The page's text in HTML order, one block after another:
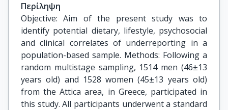
Περίληψη
Objective: Aim of the present study was to
identify potential dietary, lifestyle, psychosocial
and clinical correlates of underreporting in a
population-based sample. Methods: Following a
random multistage sampling, 1514 men (46±13
years old) and 1528 women (45±13 years old)
from the Attica area, in Greece, participated in
this study. All participants underwent a standard